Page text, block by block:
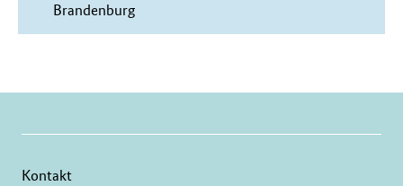
Brandenburg
Kontakt